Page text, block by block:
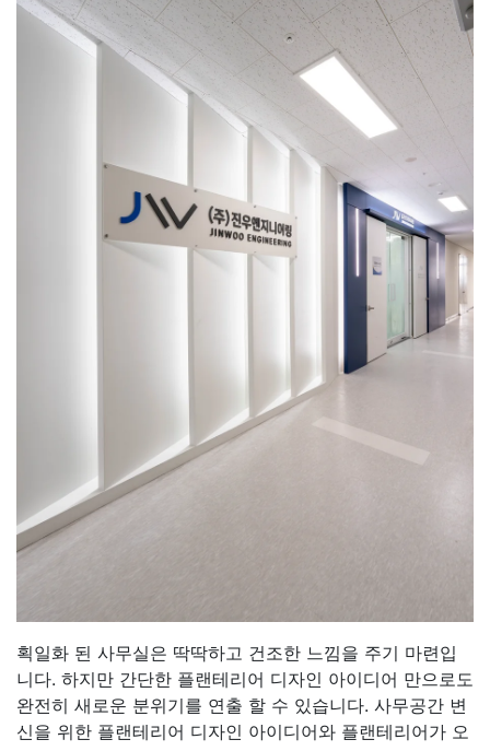
획일화 된 사무실은 딱딱하고 건조한 느낌을 주기 마련입
니다. 하지만 간단한 플랜테리어 디자인 아이디어 만으로도
완전히 새로운 분위기를 연출 할 수 있습니다. 사무공간 변
신을 위한 플랜테리어 디자인 아이디어와 플랜테리어가 오